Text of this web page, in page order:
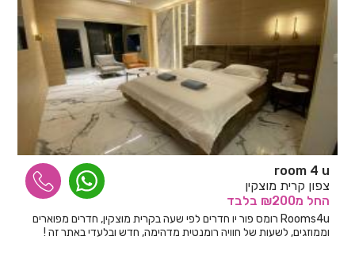
room 4 u
צפון קרית מוצקין
החל מ₪200 בלבד
Rooms4u רומס פור יו חדרים לפי שעה בקרית מוצקין, חדרים מפוארים
וממוזגים, לשעות של חוויה רומנטית מדהימה, חדש ובלעדי באתר זה !